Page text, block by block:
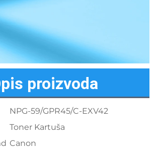
proizvoda
NPG-59/GPR45/C-EXV42
Toner Kartuša
Canon